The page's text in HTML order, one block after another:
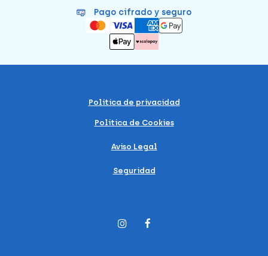
Pago cifrado y seguro
Política de privacidad
Política de Cookies
Aviso Legal
Seguridad